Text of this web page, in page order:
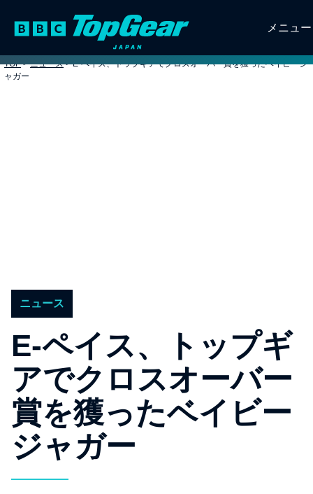
メニュー
TOP > ニュース > E-ペイス、トップギアでクロスオーバー賞を獲ったベイビージ
ャガー
ニュース
E-ペイス、トップギ
アでクロスオーバー
賞を獲ったベイビー
ジャガー